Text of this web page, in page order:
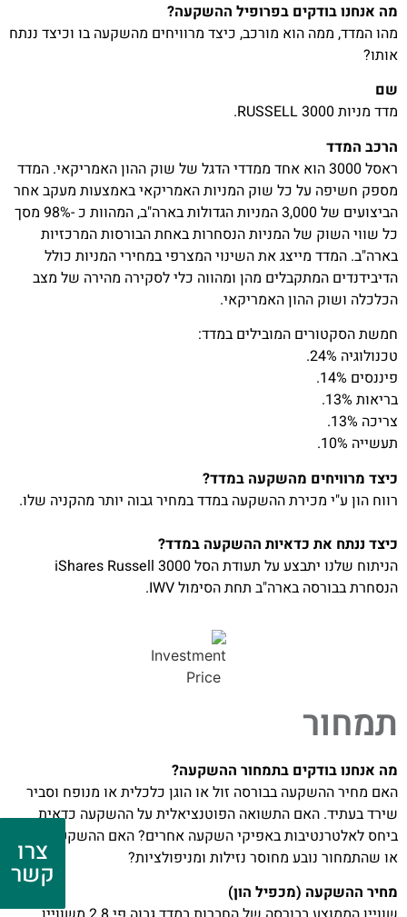
מה אנחנו בודקים בפרופיל ההשקעה?
מהו המדד, ממה הוא מורכב, כיצד מרוויחים מהשקעה בו וכיצד ננתח
אותו?
שם
מדד מניות RUSSELL 3000.
הרכב המדד
ראסל 3000 הוא אחד ממדדי הדגל של שוק ההון האמריקאי. המדד
מספק חשיפה על כל שוק המניות האמריקאי באמצעות מעקב אחר
הביצועים של 3,000 המניות הגדולות בארה"ב, המהוות כ -98% מסך
כל שווי השוק של המניות הנסחרות באחת הבורסות המרכזיות
בארה"ב. המדד מייצג את השינוי המצרפי במחירי המניות כולל
הדיבידנדים המתקבלים מהן ומהווה כלי לסקירה מהירה של מצב
הכלכלה ושוק ההון האמריקאי.
חמשת הסקטורים המובילים במדד:
טכנולוגיה 24%.
פיננסים 14%.
בריאות 13%.
צריכה 13%.
תעשייה 10%.
כיצד מרוויחים מהשקעה במדד?
רווח הון ע"י מכירת ההשקעה במדד במחיר גבוה יותר מהקניה שלו.
כיצד ננתח את כדאיות ההשקעה במדד?
הניתוח שלנו יתבצע על תעודת הסל iShares Russell 3000
הנסחרת בבורסה בארה"ב תחת הסימול IWV.
תמחור
מה אנחנו בודקים בתמחור ההשקעה?
האם מחיר ההשקעה בבורסה זול או הוגן כלכלית או מנופח וסביר
שירד בעתיד. האם התשואה הפוטנציאלית על ההשקעה כדאית
ביחס לאלטרנטיבות באפיקי השקעה אחרים? האם ההשקעה נזילה
או שהתמחור נובע מחוסר נזילות ומניפולציות?
מחיר ההשקעה (מכפיל הון)
צרו
קשר